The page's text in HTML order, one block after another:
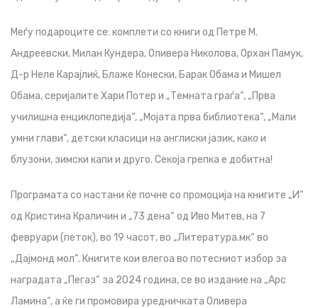
Меѓу подароците се: комплети со книги од Петре М.
Андреевски, Милан Кундера, Оливера Николова, Орхан Памук,
Д-р Неле Карајлиќ, Блаже Конески, Барак Обама и Мишел
Обама, серијалите Хари Потер и „Темната граѓа“, „Прва
училишна енциклопедија“, „Мојата прва библиотека“, „Мали
умни глави“, детски класици на англиски јазик, како и
блузони, зимски капи и друго. Секоја грепка е добитна!
Програмата со настани ќе почне со промоција на книгите „И“
од Кристина Краличин и „73 денa“ од Иво Митев, на 7
февруари (петок), во 19 часот, во „Литература.мк“ во
„Дајмонд мол“. Книгите кои влегоа во потесниот избор за
наградата „Пегаз“ за 2024 година, се во издание на „Арс
Ламина“, а ќе ги промовира уредничката Оливера